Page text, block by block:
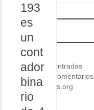
193
es
un
cont
ador
bina
rio
META
Acceder
Feed de entradas
Feed de comentarios
WordPress.org